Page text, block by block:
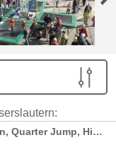
4er Bungee Trampolin, Quarter Jump, High Flyer mieten